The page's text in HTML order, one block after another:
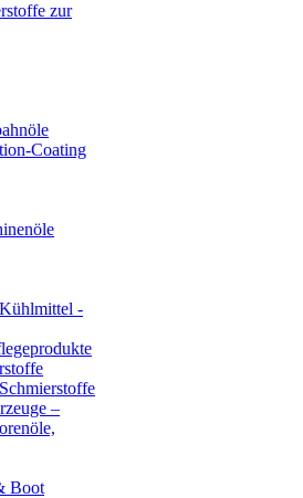
zur
Coating
-
–
Boot